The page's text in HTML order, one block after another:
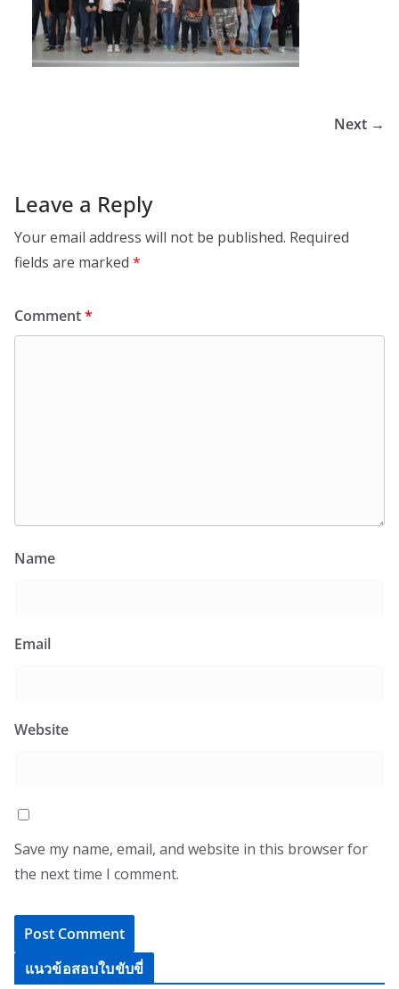
Next →
Leave a Reply
Your email address will not be published. Required
fields are marked *
Comment*
Name
Email
Website
Save my name, email, and website in this browser for
the next time I comment.
แนวข้อสอบใบขับขี่